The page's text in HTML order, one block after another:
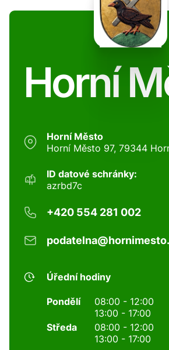
Horní
Horní Město
Horní Město 97, 79344
ID datové schránky:
azrbd7c
+420 554 281 002
Úřední hodiny
Pondělí
08:00 - 12:00
13:00 - 17:00
Středa
08:00 - 12:00
13:00 - 17:00